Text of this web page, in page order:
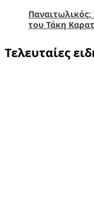
του Τάκη
Τελευταίες